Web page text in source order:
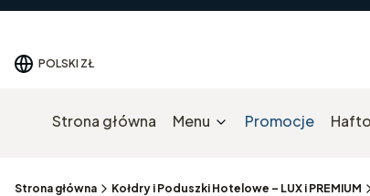
POLSKI ZŁ
Strona główna Menu Promocje
Strona główna Kołdry i Poduszki Hotelowe – LUX i PREMIUM